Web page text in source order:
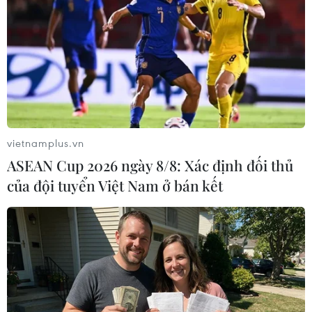
huyện, thành phố phải thành lập đường dây
nóng về y tế và an ninh./.
(TTXVN/Vietnam+)
vietnamplus.vn
ASEAN Cup 2026 ngày 8/8: Xác định đối thủ
của đội tuyển Việt Nam ở bán kết